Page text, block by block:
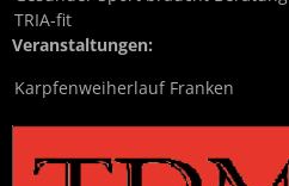
TRIA-fit
Veranstaltungen:
Karpfenweiherlauf Franken